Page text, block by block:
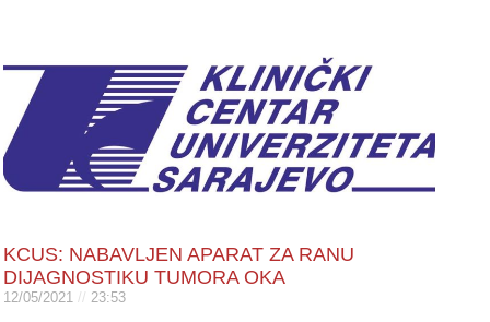
KCUS: NABAVLJEN APARAT ZA RANU
DIJAGNOSTIKU TUMORA OKA
12/05/2021 23:53